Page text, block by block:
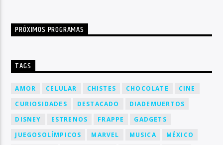
PRÓXIMOS PROGRAMAS
TAGS
AMOR CELULAR CHISTES CHOCOLATE
CINE
CURIOSIDADES
DESTACADO
DIADEMUERTOS
DISNEY
ESTRENOS FRAPPE
GADGETS
JUEGOSOLÍMPICOS
MARVEL MUSICA
MÉXICO